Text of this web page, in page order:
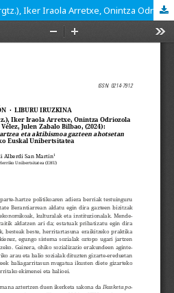
Ane Larrinaga Renteria (argtz.), Iker Iraola Arretxe, Onintza Odriozola Irizar, Mila Amurrio Vélez, Julen Zabalo Bilbao, (2024): Ikasketa politikoa, parte-hartzea eta aktibismoa gazteen ahotsetan Bilbo: Udako Euskal Unibertsitatea